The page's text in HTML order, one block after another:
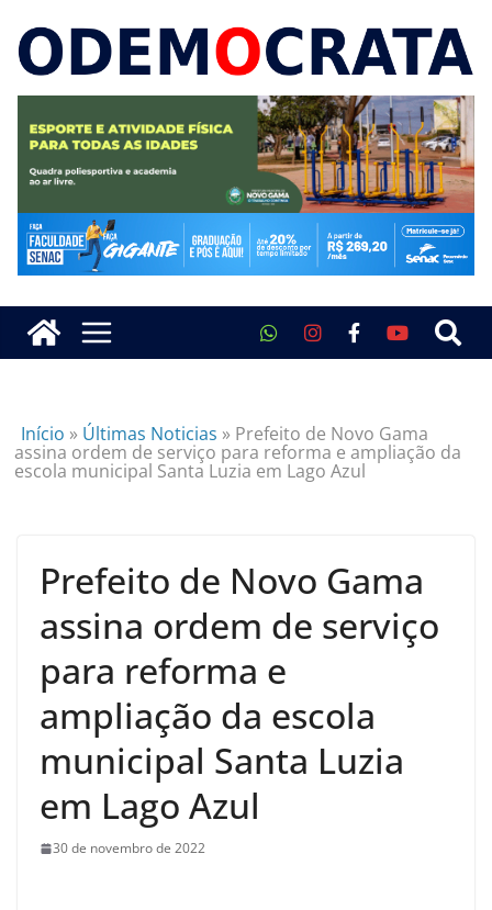
Início » Últimas Noticias » Prefeito de Novo Gama
assina ordem de serviço para reforma e ampliação da
escola municipal Santa Luzia em Lago Azul
Prefeito de Novo Gama
assina ordem de serviço
para reforma e
ampliação da escola
municipal Santa Luzia
em Lago Azul
30 de novembro de 2022